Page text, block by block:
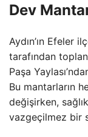
Dev
Aydın’ın Efeler
tarafından
Paşa
Bu mantarların
değişirken,
vazgeçilmez bir